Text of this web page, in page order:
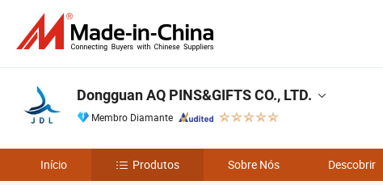
Dongguan AQ PINS&GIFTS CO., LTD.
Membro Diamante
Início Produtos Sobre Nós Descobrir